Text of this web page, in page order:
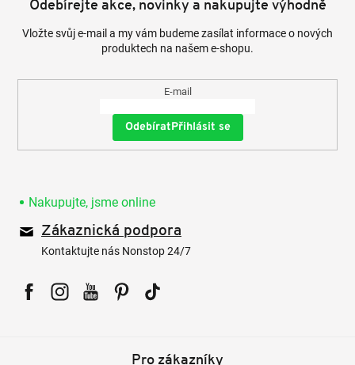
Odebírejte akce, novinky a nakupujte výhodně
Vložte svůj e-mail a my vám budeme zasílat informace o nových
produktech na našem e-shopu.
E-mail
Přihlásit se
Nakupujte, jsme online
Zákaznická podpora
Kontaktujte nás Nonstop 24/7
Pro zákazníky